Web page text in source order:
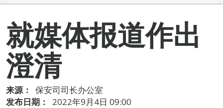
就媒体报道作出
澄清
来源：
保安司司长办公室
发布日期：
2022年9月4日 09:00